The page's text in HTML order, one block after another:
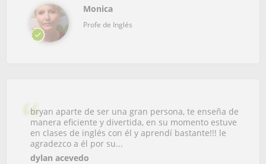
Monica
Profe de Inglés
bryan aparte de ser una gran persona, te enseña de
manera eficiente y divertida, en su momento estuve
en clases de inglés con él y aprendí bastante!!! le
agradezco a él por su...
dylan acevedo